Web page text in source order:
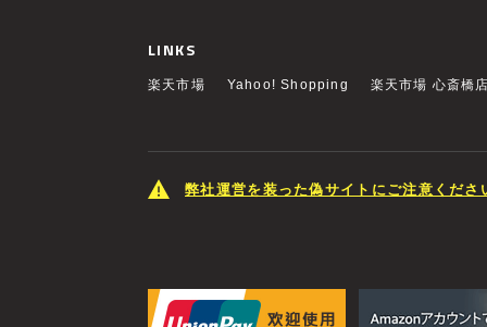
LINKS
楽天市場 Yahoo! Shopping 楽天市場 心斎橋
弊社運営を装った偽サイトにご注意くださ